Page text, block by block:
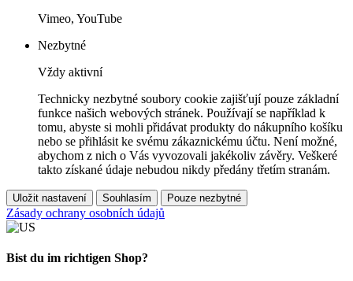
Vimeo, YouTube
Nezbytné
Vždy aktivní
Technicky nezbytné soubory cookie zajišťují pouze základní
funkce našich webových stránek. Používají se například k
tomu, abyste si mohli přidávat produkty do nákupního košíku
nebo se přihlásit ke svému zákaznickému účtu. Není možné,
abychom z nich o Vás vyvozovali jakékoliv závěry. Veškeré
takto získané údaje nebudou nikdy předány třetím stranám.
Uložit nastavení Souhlasím Pouze nezbytné
Zásady ochrany osobních údajů
Bist du im richtigen Shop?